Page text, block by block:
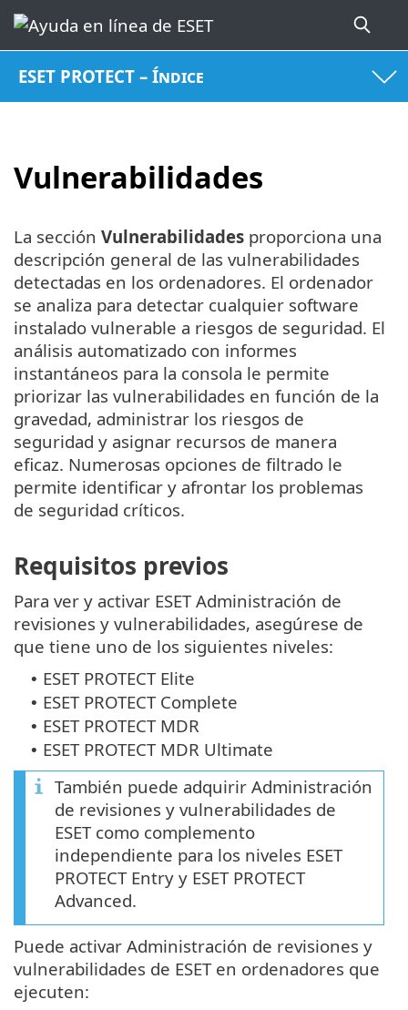
ESET PROTECT – Índice
Vulnerabilidades
La sección Vulnerabilidades proporciona una
descripción general de las vulnerabilidades
detectadas en los ordenadores. El ordenador
se analiza para detectar cualquier software
instalado vulnerable a riesgos de seguridad. El
análisis automatizado con informes
instantáneos para la consola le permite
priorizar las vulnerabilidades en función de la
gravedad, administrar los riesgos de
seguridad y asignar recursos de manera
eficaz. Numerosas opciones de filtrado le
permite identificar y afrontar los problemas
de seguridad críticos.
Requisitos previos
Para ver y activar ESET Administración de
revisiones y vulnerabilidades, asegúrese de
que tiene uno de los siguientes niveles:
• ESET PROTECT Elite
• ESET PROTECT Complete
• ESET PROTECT MDR
• ESET PROTECT MDR Ultimate
También puede adquirir Administración
de revisiones y vulnerabilidades de
ESET como complemento
independiente para los niveles ESET
PROTECT Entry y ESET PROTECT
Advanced.
Puede activar Administración de revisiones y
vulnerabilidades de ESET en ordenadores que
ejecuten: